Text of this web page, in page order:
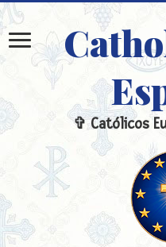
✞ Católicos